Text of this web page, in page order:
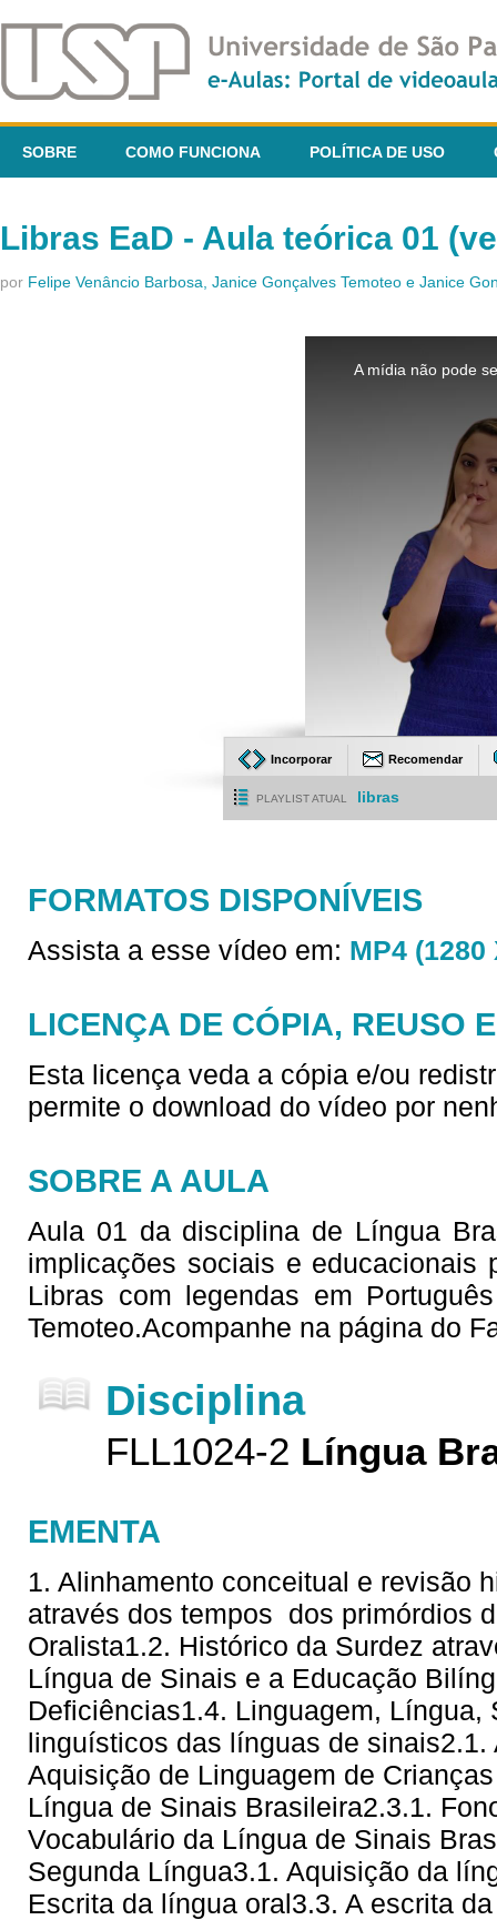
SOBRE COMO FUNCIONA POLÍTICA DE USO
Libras EaD - Aula teórica 01
por Felipe Venâncio Barbosa, Janice Gonçalves Temoteo e Janice
A mídia não pode
Incorporar Recomendar
PLAYLIST ATUAL libras
FORMATOS DISPONÍVEIS
Assista a esse vídeo em: MP4 (1280
LICENÇA DE CÓPIA, REUSO
Esta licença veda a cópia e/ou
permite o download do vídeo por
SOBRE A AULA
Aula 01 da disciplina de Língua
implicações sociais e educacionais
Libras com legendas em
Temoteo.Acompanhe na página do
Disciplina
FLL1024-2 Língua
EMENTA
1. Alinhamento conceitual e revisão
através dos tempos  dos primórdios
Oralista1.2. Histórico da Surdez
Língua de Sinais e a Educação
Deficiências1.4. Linguagem,
linguísticos das línguas de
Aquisição de Linguagem de
Língua de Sinais Brasileira2.3.1.
Vocabulário da Língua de Sinais
Segunda Língua3.1. Aquisição da
Escrita da língua oral3.3. A escrita